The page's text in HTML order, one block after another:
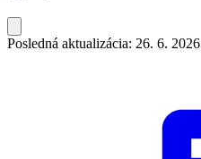
Posledná aktualizácia: 26. 6. 2026